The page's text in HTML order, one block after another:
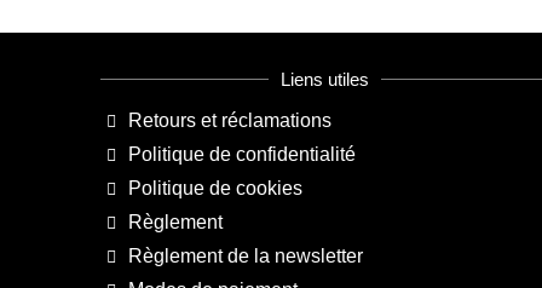
Liens utiles
Retours et réclamations
Politique de confidentialité
Politique de cookies
Règlement
Règlement de la newsletter